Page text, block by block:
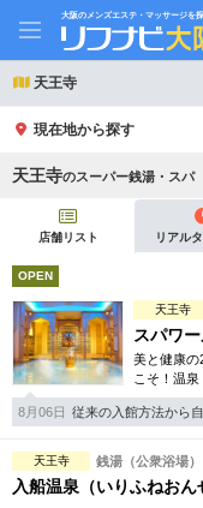
大阪のメンズエステ・マッサージを
天王寺
現在地から探す
21時以降も受付
初回割引あり
団体割引
キャッシュレス決済OK
2名様歓迎
天王寺のスーパー銭湯・スパ
店舗リスト リアル
OPEN
天王寺
スパワ
美と健康の
こそ！温
世界名物や
8月06日 従来の入館方法から
天王寺 銭湯（公衆浴場）
入船温泉（いりふねおん